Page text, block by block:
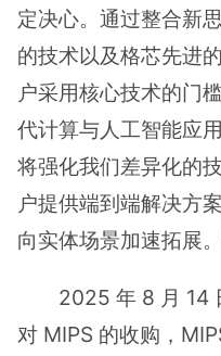
定决心。通过整合新
的技术以及格芯先进
户采用核心技术的门
代计算与人工智能应
将强化我们差异化的
户提供端到端解决方
向实体场景加速拓展
2025 年 8 月 14
对 MIPS 的收购，